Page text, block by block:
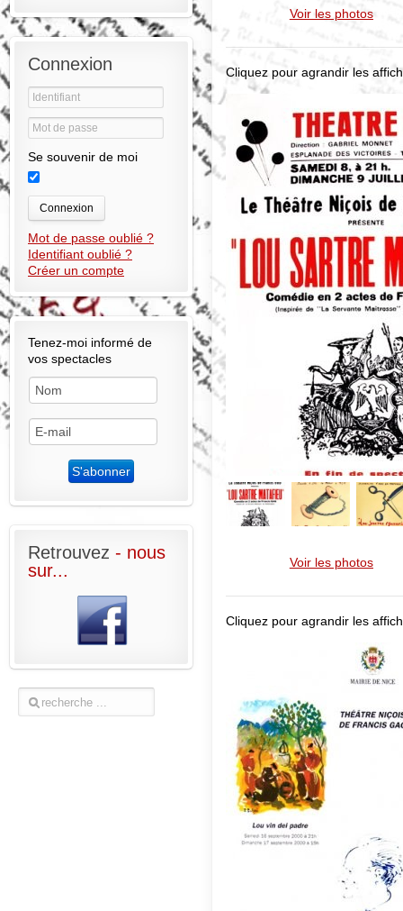
Voir les photos
Cliquez pour agrandir les
Voir les photos
Cliquez pour agrandir les
Connexion
Se souvenir de moi
Connexion
Mot de passe oublié ?
Identifiant oublié ?
Créer un compte
Tenez-moi informé de
vos spectacles
Retrouvez - nous
sur...